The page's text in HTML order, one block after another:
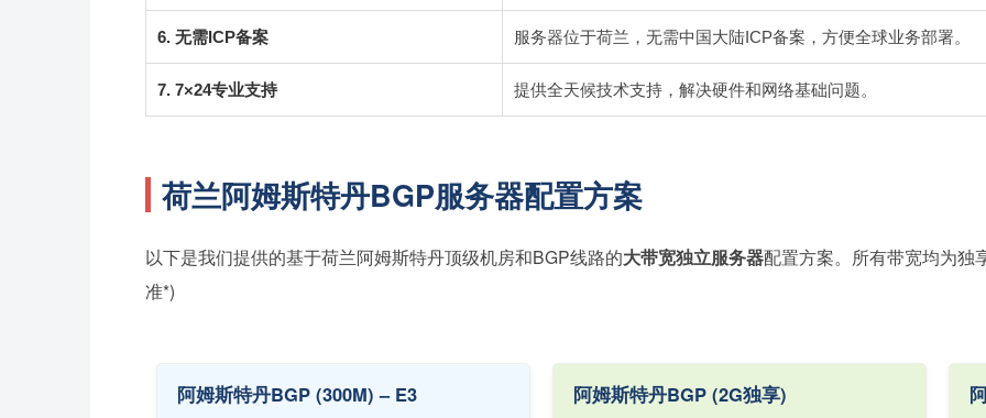
6. 无需ICP备案 服务器位于荷兰，无需中国大陆ICP备案，方便全球业务部署。
7. 7×24专业支持 提供全天候技术支持，解决硬件和网络基础问题。
荷兰阿姆斯特丹BGP服务器配置方案
以下是我们提供的基于荷兰阿姆斯特丹顶级机房和BGP线路的大带宽独立服务器配置方案。所有带宽均为独
准*)
阿姆斯特丹BGP (300M) – E3 阿姆斯特丹BGP (2G独享)